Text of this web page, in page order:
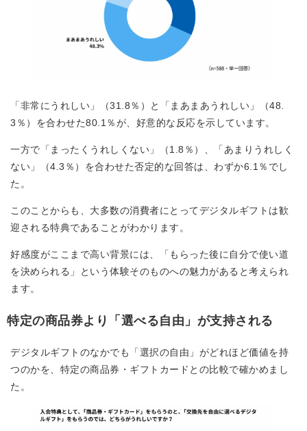
「非常にうれしい」（31.8％）と「まあまあうれしい」（48.
3％）を合わせた80.1％が、好意的な反応を示しています。
一方で「まったくうれしくない」（1.8％）、「あまりうれしく
ない」（4.3％）を合わせた否定的な回答は、わずか6.1％でし
た。
このことからも、大多数の消費者にとってデジタルギフトは歓
迎される特典であることがわかります。
好感度がここまで高い背景には、「もらった後に自分で使い道
を決められる」という体験そのものへの魅力があると考えられ
ます。
特定の商品券より「選べる自由」が支持される
デジタルギフトのなかでも「選択の自由」がどれほど価値を持
つのかを、特定の商品券・ギフトカードとの比較で確かめまし
た。